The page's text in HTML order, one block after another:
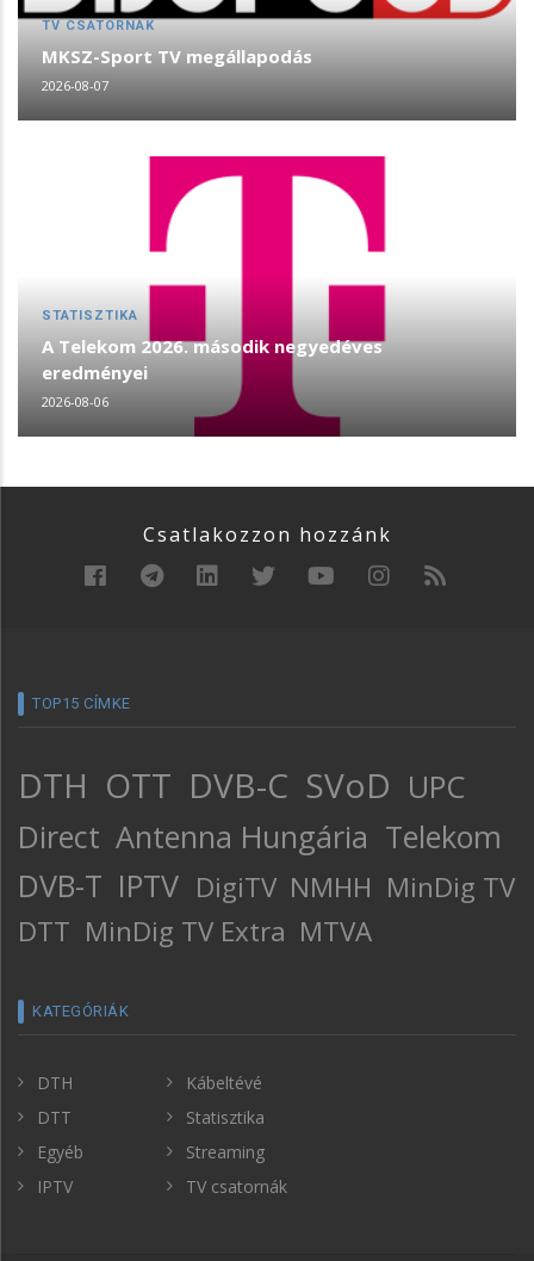
TV CSATORNÁK
MKSZ-Sport TV megállapodás
2026-08-07
STATISZTIKA
A Telekom 2026. második negyedéves
eredményei
2026-08-06
Csatlakozzon hozzánk
TOP15 CÍMKE
DTH OTT DVB-C SVoD UPC
Direct Antenna Hungária Telekom
DVB-T IPTV DigiTV NMHH MinDig TV
DTT MinDig TV Extra MTVA
KATEGÓRIÁK
DTH
DTT
Egyéb
IPTV
Kábeltévé
Statisztika
Streaming
TV csatornák